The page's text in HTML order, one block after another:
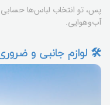
پس، تو انتخاب لباس‌ها حسابی
آب‌وهوایی.
🛠️ لوازم جانبی و